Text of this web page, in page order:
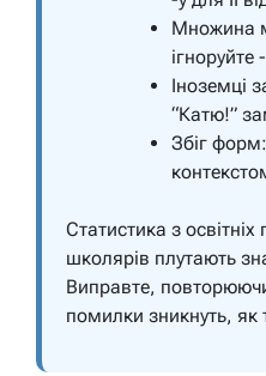
Множина
ігноруйте
Іноземці
“Катю!”
Збіг
Статистика з
школярів плутають
Виправте,
помилки зникнуть, як